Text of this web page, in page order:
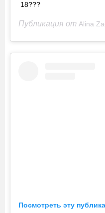
18???
Публикация от Alina
Посмотреть эту